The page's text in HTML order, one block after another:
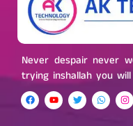
Never despair never
trying inshallah you